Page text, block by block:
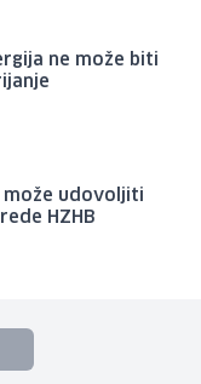
ne može biti
može udovoljiti
HZHB